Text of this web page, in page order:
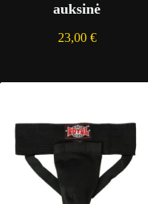
auksinė
23,00 €